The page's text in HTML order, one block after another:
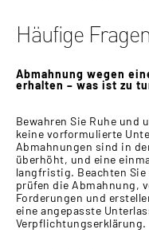
Häufige
Abmahnung wegen
erhalten – was ist zu
Bewahren Sie Ruhe und
keine vorformulierte
Abmahnungen sind in
überhöht, und eine
langfristig. Beachten
prüfen die Abmahnung,
Forderungen und
eine angepasste
Verpflichtungserklärung.